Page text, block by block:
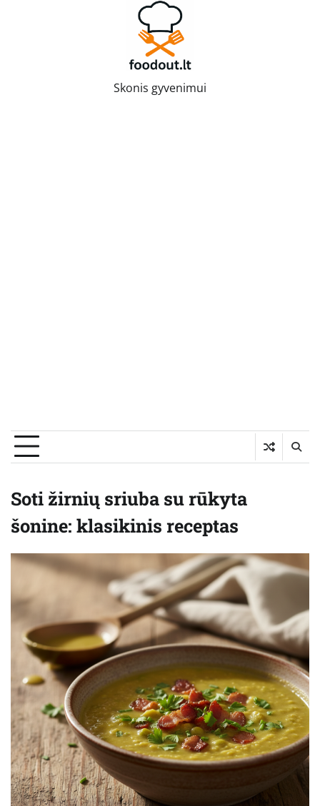
Skonis gyvenimui
Soti žirnių sriuba su rūkyta
šonine: klasikinis receptas